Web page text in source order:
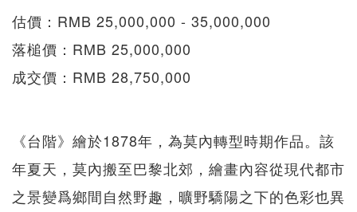
估價：RMB 25,000,000 - 35,000,000
落槌價：RMB 25,000,000
成交價：RMB 28,750,000
《台階》繪於1878年，為莫內轉型時期作品。該
年夏天，莫內搬至巴黎北郊，繪畫內容從現代都市
之景變爲鄉間自然野趣，曠野驕陽之下的色彩也異